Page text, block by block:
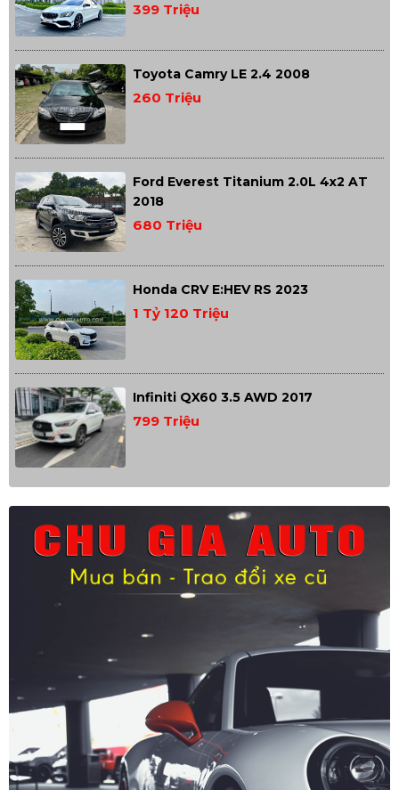
399 Triệu
Toyota Camry LE 2.4 2008
260 Triệu
Ford Everest Titanium 2.0L 4x2 AT
2018
680 Triệu
Honda CRV E:HEV RS 2023
1 Tỷ 120 Triệu
Infiniti QX60 3.5 AWD 2017
799 Triệu